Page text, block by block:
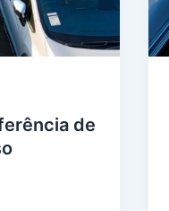
de